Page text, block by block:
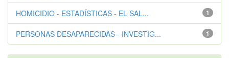
1
HOMICIDIO - ESTADÍSTICAS - EL SAL...
1
PERSONAS DESAPARECIDAS - INVESTIG...